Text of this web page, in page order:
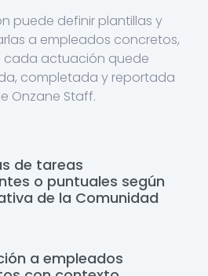
puede definir plantillas y
a empleados concretos,
cada actuación quede
completada y reportada
Onzane Staff.
de tareas
o puntuales según
de la Comunidad
a empleados